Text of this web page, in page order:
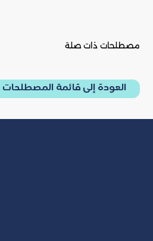
مصطلحات ذات صلة
العودة إلى قائمة المصطلحات